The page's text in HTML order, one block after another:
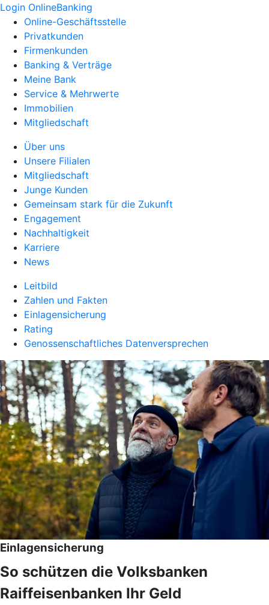
Login OnlineBanking
Online-Geschäftsstelle
Privatkunden
Firmenkunden
Banking & Verträge
Meine Bank
Service & Mehrwerte
Immobilien
Mitgliedschaft
Über uns
Unsere Filialen
Mitgliedschaft
Junge Kunden
Gemeinsam stark für die Zukunft
Engagement
Nachhaltigkeit
Karriere
News
Leitbild
Zahlen und Fakten
Einlagensicherung
Rating
Genossenschaftliches Datenversprechen
Einlagensicherung
So schützen die Volksbanken
Raiffeisenbanken Ihr Geld